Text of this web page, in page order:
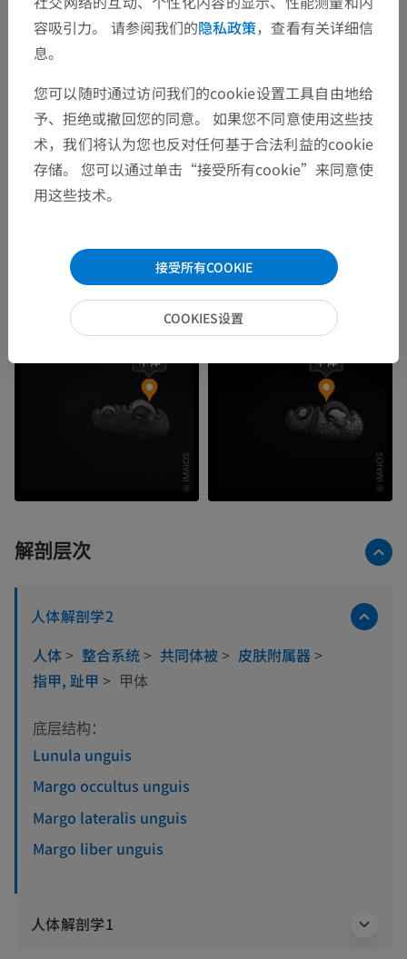
解剖层次
人体解剖学2
人体> 整合系统> 共同体被> 皮肤附属器>
指甲, 趾甲 > 甲体
底层结构：
Lunula unguis
Margo occultus unguis
Margo lateralis unguis
Margo liber unguis
人体解剖学1
容吸引力。 请参阅我们的隐私政策，查看有关详细信
息。
您可以随时通过访问我们的cookie设置工具自由地给
予、拒绝或撤回您的同意。 如果您不同意使用这些技
术，我们将认为您也反对任何基于合法利益的cookie
存储。 您可以通过单击“接受所有cookie”来同意使
用这些技术。
接受所有COOKIE
COOKIES设置